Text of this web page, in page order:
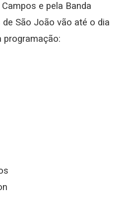
e pela Banda
São João vão até o dia
programação: